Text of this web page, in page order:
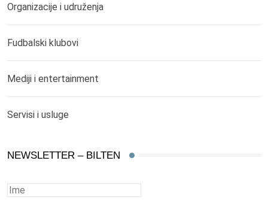
Organizacije i udruženja
Fudbalski klubovi
Mediji i entertainment
Servisi i usluge
NEWSLETTER – BILTEN